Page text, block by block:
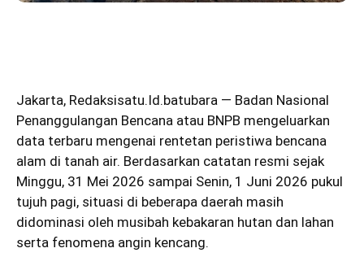
Jakarta, Redaksisatu.Id.batubara — Badan Nasional
Penanggulangan Bencana atau BNPB mengeluarkan
data terbaru mengenai rentetan peristiwa bencana
alam di tanah air. Berdasarkan catatan resmi sejak
Minggu, 31 Mei 2026 sampai Senin, 1 Juni 2026 pukul
tujuh pagi, situasi di beberapa daerah masih
didominasi oleh musibah kebakaran hutan dan lahan
serta fenomena angin kencang.